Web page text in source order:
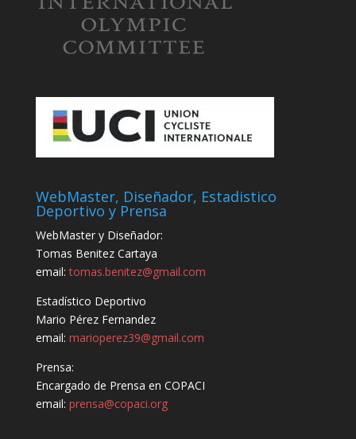
WebMaster, Diseñador, Estadistico
Deportivo y Prensa
WebMaster y Diseñador:
Tomas Benitez Cartaya
email:tomas.benitez@gmail.com
Estadístico Deportivo
Mario Pérez Fernandez
email: marioperez39@gmail.com
Prensa:
Encargado de Prensa en COPACI
email: prensa@copaci.org